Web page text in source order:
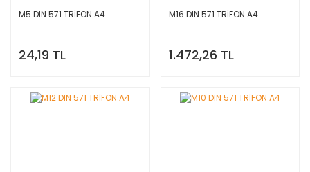
M5 DIN 571 TRİFON A4
24,19 TL
M16 DIN 571 TRİFON A4
1.472,26 TL